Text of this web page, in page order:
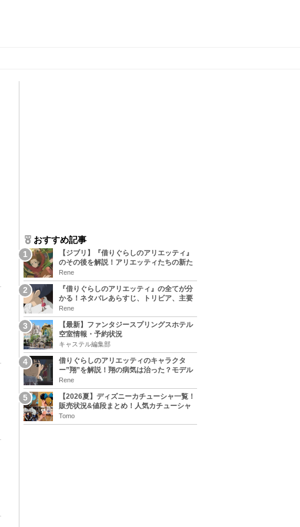
おすすめ記事
【ジブリ】『借りぐらしのアリエッティ』
のその後を解説！アリエッティたちの新た
な住処は？翔の病気は治る？
Rene
『借りぐらしのアリエッティ』の全てが分
かる！ネタバレあらすじ、トリビア、主要
キャラまとめ！
Rene
【最新】ファンタジースプリングスホテル
空室情報・予約状況
キャステル編集部
借りぐらしのアリエッティのキャラクタ
ー”翔”を解説！翔の病気は治った？モデル
は誰？
Rene
【2026夏】ディズニーカチューシャ一覧！
販売状況&値段まとめ！人気カチューシャ
をチェック
Tomo